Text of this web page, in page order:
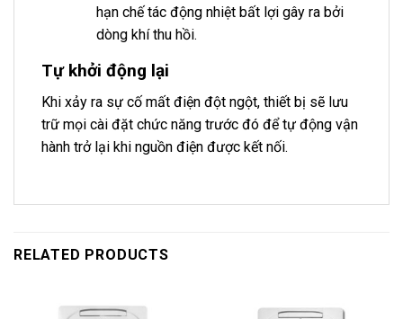
hạn chế tác động nhiệt bất lợi gây ra bởi
dòng khí thu hồi.
Tự khởi động lại
Khi xảy ra sự cố mất điện đột ngột, thiết bị sẽ lưu
trữ mọi cài đặt chức năng trước đó để tự động vận
hành trở lại khi nguồn điện được kết nối.
RELATED PRODUCTS